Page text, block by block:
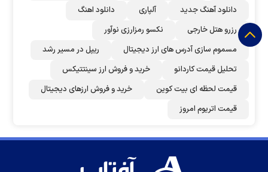
دانلود آهنگ جدید
آلپاری
دانلود اهنگ
رزرو هتل خارجی
نکسو رمزارزی نوآور
مسموم سازی آدرس های ارز دیجیتال
ریپل در مسیر رشد
تحلیل قیمت کاردانو
خرید و فروش ارز سینتتیکس
قیمت لحظه ای بیت کوین
خرید و فروش ارزهای دیجیتال
قیمت اتریوم امروز